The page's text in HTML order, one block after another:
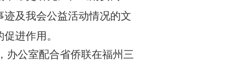
及我会公益活动情况的文
进作用。
办公室配合省侨联在福州三